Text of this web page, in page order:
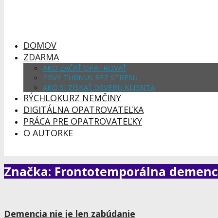
DOMOV
ZDARMA
AKO ZAČAŤ OPATROVAŤ
PRVÝ TURNUS BEZ STRESU
AKO SI ZÍSKAŤ DôVERU KLIENTA
RÝCHLOKURZ NEMČINY
DIGITÁLNA OPATROVATEĽKA
PRÁCA PRE OPATROVATEĽKY
O AUTORKE
Značka: Frontotemporálna
Demencia nie je len zabúdanie